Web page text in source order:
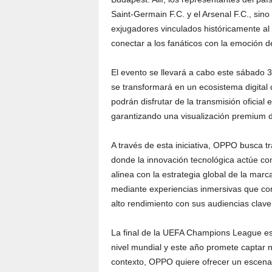
Saint-Germain F.C. y el Arsenal F.C.,
exjugadores vinculados históricamente
conectar a los fanáticos con la emoción
El evento se llevará a cabo este sábado
se transformará en un ecosistema
podrán disfrutar de la transmisión oficial
garantizando una visualización premium
A través de esta iniciativa, OPPO busca
donde la innovación tecnológica actúe
alinea con la estrategia global de la
mediante experiencias inmersivas que
alto rendimiento con sus audiencias
La final de la UEFA Champions League
nivel mundial y este año promete captar
contexto, OPPO quiere ofrecer un